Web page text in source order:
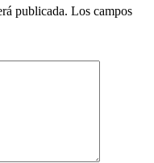
publicada. Los campos